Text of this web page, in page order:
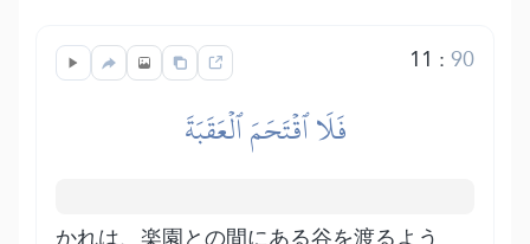
11 :90
فَلَا ٱقۡتَحَمَ ٱلۡعَقَبَةَ
かれは、楽園との間にある谷を渡るよう